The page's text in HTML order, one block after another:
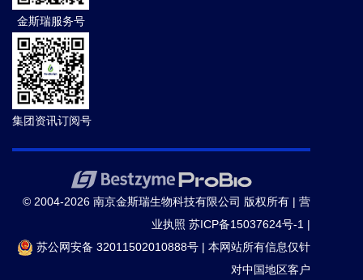
金斯瑞服务号
集团资讯订阅号
© 2004-2026 南京金斯瑞生物科技有限公司 版权所有 | 营
业执照 苏ICP备15037624号-1 |
苏公网安备 32011502010888号 | 本网站所有信息仅针
对中国地区客户